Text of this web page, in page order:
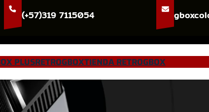
(+57)319 7115054
PLUSRETROGBOXTIENDA RETROGBOX